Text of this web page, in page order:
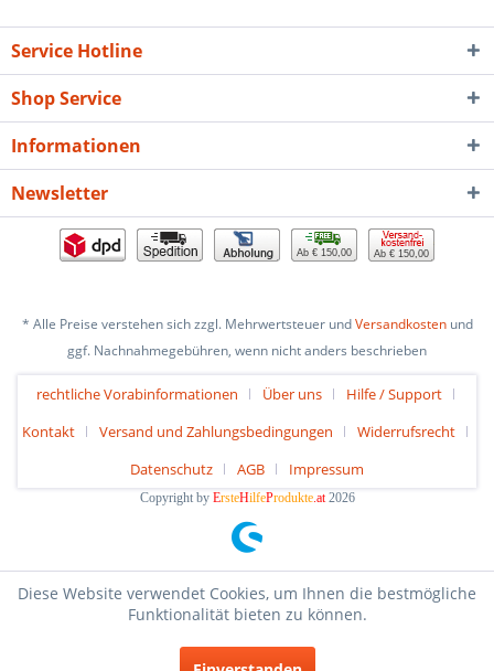
Service Hotline
Shop Service
Informationen
Newsletter
Ab € 150,00 Ab € 150,00
* Alle Preise verstehen sich zzgl. Mehrwertsteuer undVersandkostenund
ggf. Nachnahmegebühren, wenn nicht anders beschrieben
rechtliche Vorabinformationen Über uns
Hilfe / Support
Kontakt
Versand und Zahlungsbedingungen
Widerrufsrecht
Datenschutz
AGB Impressum
Copyright by ErsteHilfeProdukte.at2026
Diese Website verwendet Cookies, um Ihnen die bestmögliche
Funktionalität bieten zu können.